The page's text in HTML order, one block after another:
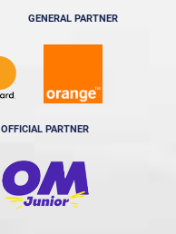
GENERAL PARTNER
OFFICIAL PARTNER